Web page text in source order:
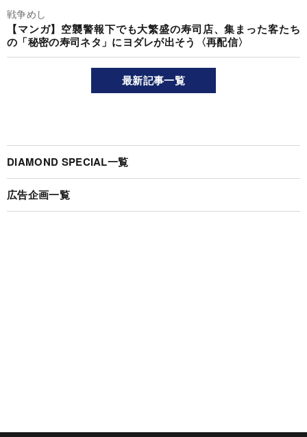
戦争めし
【マンガ】空襲警報下でも大繁盛の寿司店、集まった客たち
の「秘密の寿司ネタ」にヨダレが出そう〈再配信〉
最新記事一覧
DIAMOND SPECIAL一覧
広告企画一覧